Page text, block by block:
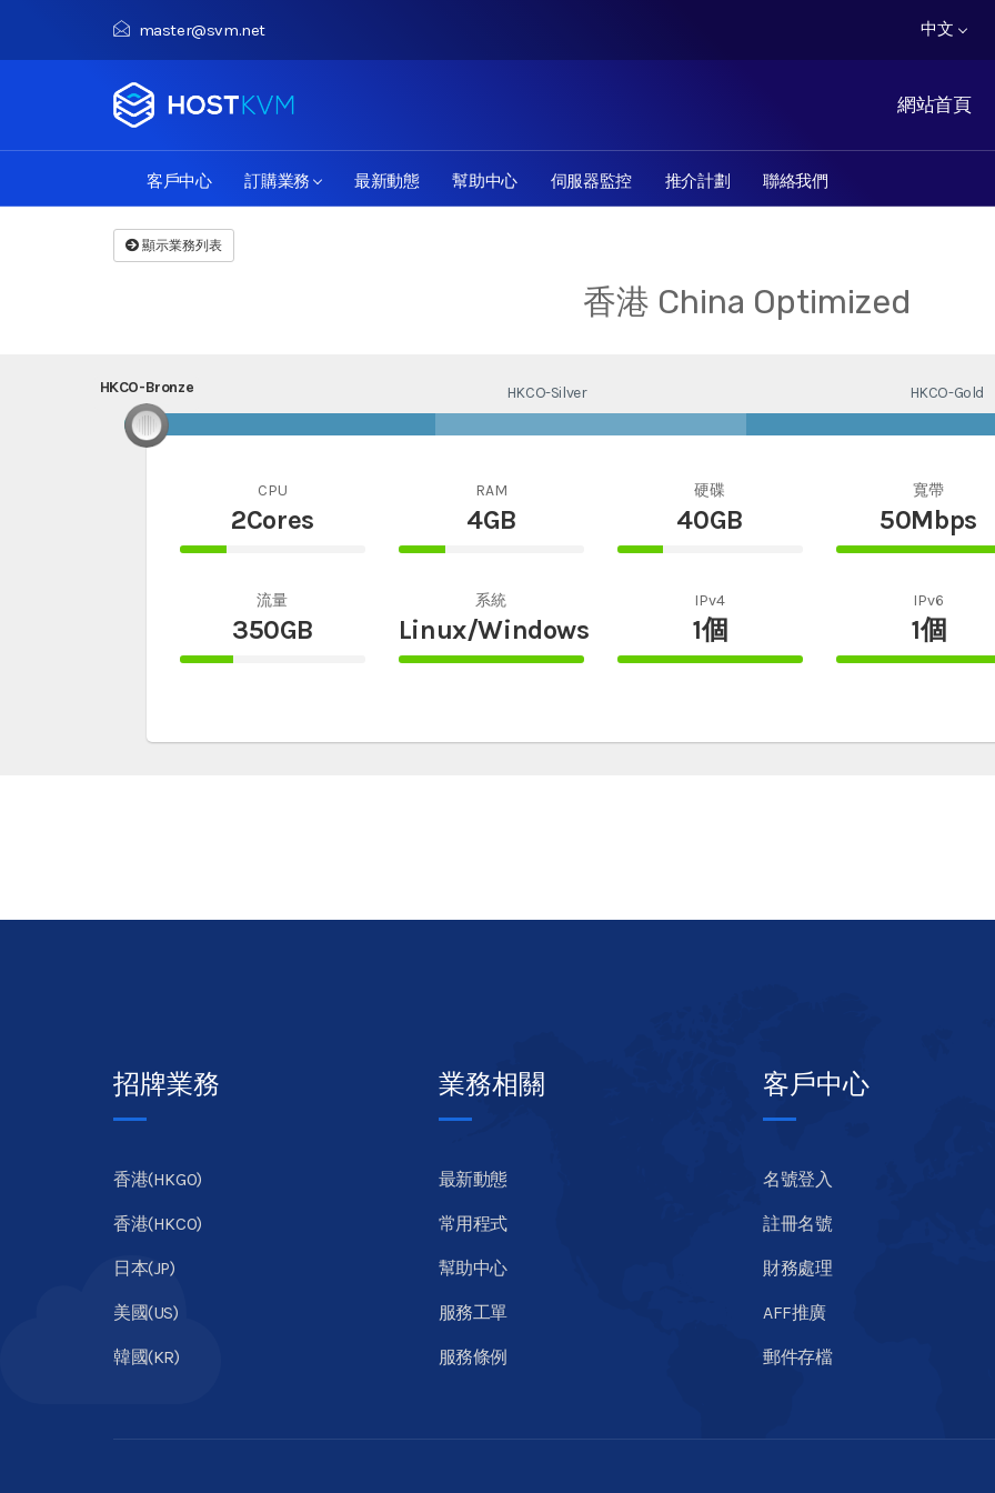
master@svm.net 中文
網站首頁
客戶中心 訂購業務 最新動態 幫助中心 伺服器監控 推介計劃 聯絡我們
顯示業務列表
香港 China Optimized
HKCO-Bronze
HKCO-Bronze HKCO-Silver HKCO-Gold
CPU
2Cores
25%
RAM
4GB
25%
硬碟
40GB
25%
寬帶
50Mbps
100%
流量
350GB
29%
系統
Linux/Windows
100%
IPv4
1個
100%
IPv6
1個
100%
招牌業務
香港(HKGO)
香港(HKCO)
日本(JP)
美國(US)
韓國(KR)
業務相關
最新動態
常用程式
幫助中心
服務工單
服務條例
客戶中心
名號登入
註冊名號
財務處理
AFF推廣
郵件存檔